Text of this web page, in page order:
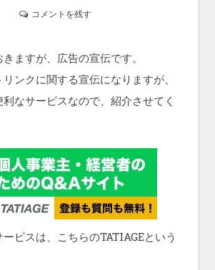
コメントを残す
ますが、広告の宣伝です。
ンクに関する宣伝になりますが、
なサービスなので、紹介させてく
ビスは、こちらのTATIAGEという